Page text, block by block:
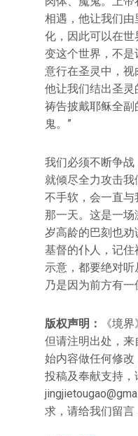
相遇，他让我们
化，因此可以在
变这个世界，不
意行在圣灵中，视
他让我们结出圣
祷告披戴耶稣全
鬼。”
我们必须不断争
就倾尽全力攻击
不手软，会一直
那一天。这是一
岁高龄的巴刻也劝
基督的仆人，记
示意，都要绝对听
乃是因为前方有一
版权声明：
《境
但请注明出处，
始内容做任何修改
投稿及奉献支持，
求，请给我们留言